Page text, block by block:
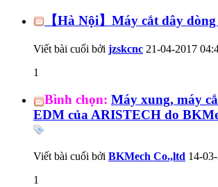
【Hà Nội】Máy cắt dây
Viết bài cuối bởi jzskcnc 21-04-2017
1
Bình chọn: Máy xung, máy
EDM của ARISTECH do
Viết bài cuối bởi BKMech Co.,ltd 14-
1